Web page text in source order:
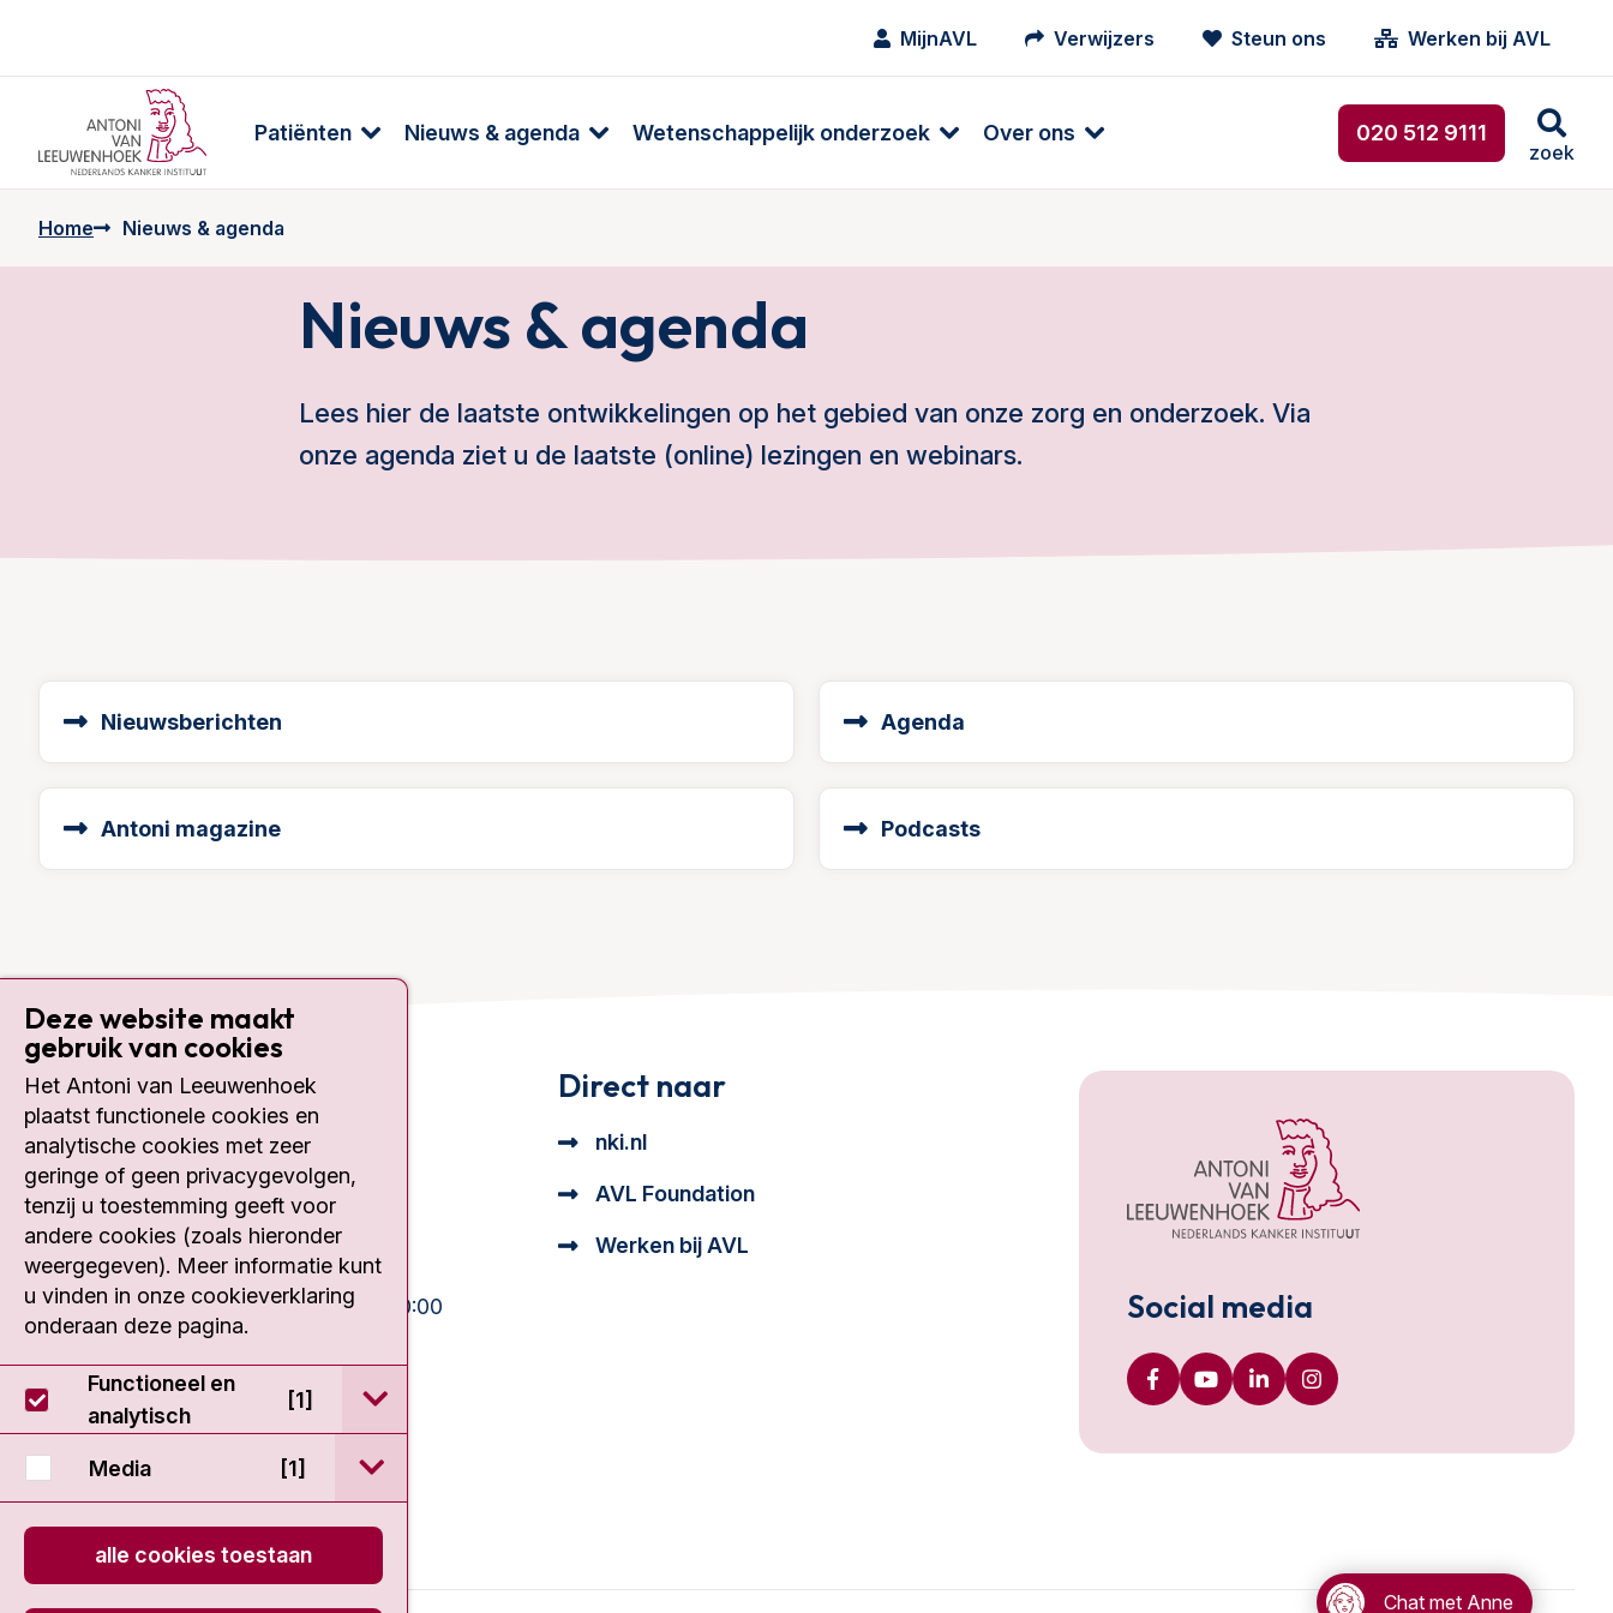
MijnAVL Verwijzers Steun ons Werken bij AVL
Patiënten Nieuws & agenda Wetenschappelijk onderzoek Over ons 020 512 9111
zoek
Home Nieuws & agenda
Nieuws & agenda
Lees hier de laatste ontwikkelingen op het gebied van onze zorg en onderzoek. Via
onze agenda ziet u de laatste (online) lezingen en webinars.
Nieuwsberichten Agenda
Antoni magazine Podcasts
Contact
Plesmanlaan 121
1066 CX Amsterdam
020 512 9111
Bezoektijden
Ma-Vrij:
10:30 - 13:00 en 15:00 - 20:00
10:30 - 20:00
IC:
10:00 - 22:00
Direct naar
nki.nl
AVL Foundation
Werken bij AVL
Social media
Deze website maakt
gebruik van cookies
Het Antoni van Leeuwenhoek
plaatst functionele cookies en
analytische cookies met zeer
geringe of geen privacygevolgen,
tenzij u toestemming geeft voor
andere cookies (zoals hieronder
weergegeven). Meer informatie kunt
u vinden in onze cookieverklaring
onderaan deze pagina.
Functioneel en
analytisch
[1] open / sluit Functioneel en analytisch cookie beschrijving
Media [1] open / sluit Media cookie beschrijving
alle cookies toestaan
Chat met Anne